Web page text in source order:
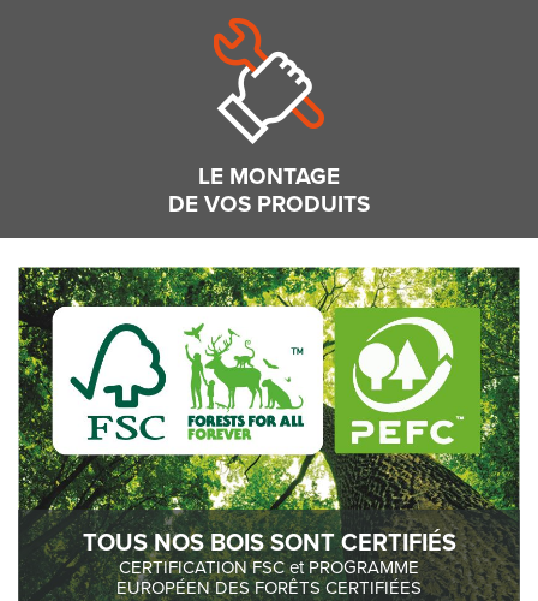
LE MONTAGE
DE VOS PRODUITS
TOUS NOS BOIS SONT CERTIFIÉS
CERTIFICATION FSC et PROGRAMME
EUROPÉEN DES FORÊTS CERTIFIÉES